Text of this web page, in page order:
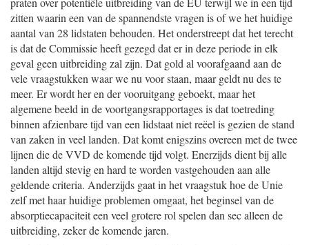
zitten waarin een van de spannendste vragen is of we het huidige
aantal van 28 lidstaten behouden. Het onderstreept dat het terecht
is dat de Commissie heeft gezegd dat er in deze periode in elk
geval geen uitbreiding zal zijn. Dat gold al voorafgaand aan de
vele vraagstukken waar we nu voor staan, maar geldt nu des te
meer. Er wordt her en der vooruitgang geboekt, maar het
algemene beeld in de voortgangsrapportages is dat toetreding
binnen afzienbare tijd van een lidstaat niet reëel is gezien de stand
van zaken in veel landen. Dat komt enigszins overeen met de twee
lijnen die de VVD de komende tijd volgt. Enerzijds dient bij alle
landen altijd stevig en hard te worden vastgehouden aan alle
geldende criteria. Anderzijds gaat in het vraagstuk hoe de Unie
zelf met haar huidige problemen omgaat, het beginsel van de
absorptiecapaciteit een veel grotere rol spelen dan sec alleen de
uitbreiding, zeker de komende jaren.